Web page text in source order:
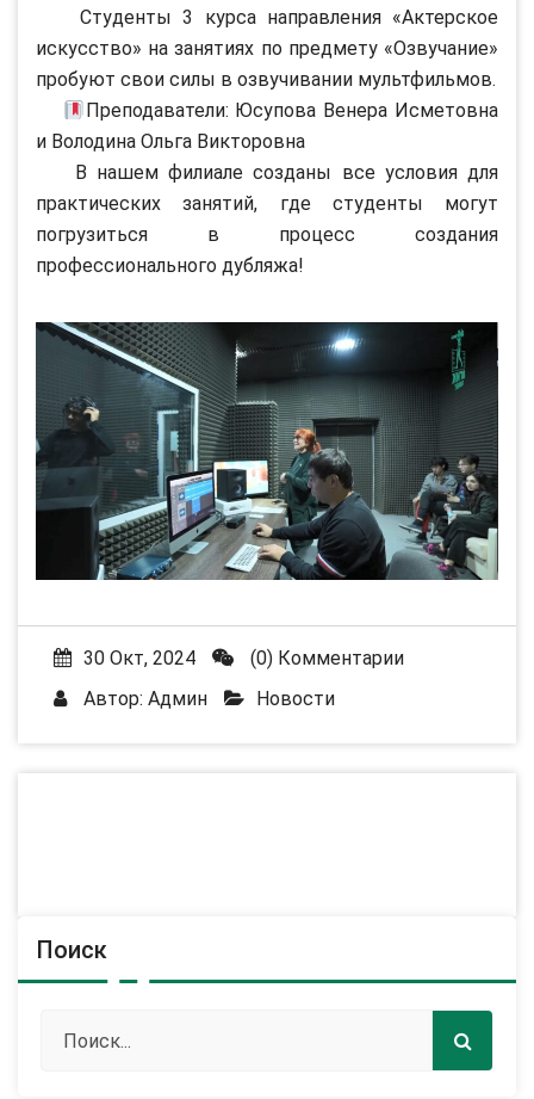
Студенты 3 курса направления «Актерское
искусство» на занятиях по предмету «Озвучание»
пробуют свои силы в озвучивании мультфильмов.
Преподаватели: Юсупова Венера Исметовна
и Володина Ольга Викторовна
В нашем филиале созданы все условия для
практических занятий, где студенты могут
погрузиться в процесс создания
профессионального дубляжа!
30 Окт, 2024
(0) Комментарии
Автор: Админ Новости
Поиск